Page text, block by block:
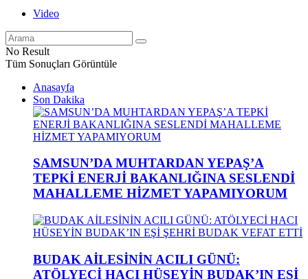
Video
No Result
Tüm Sonuçları Görüntüle
Anasayfa
Son Dakika
SAMSUN’DA MUHTARDAN YEPAŞ’A
TEPKİ ENERJİ BAKANLIĞINA SESLENDİ
MAHALLEME HİZMET YAPAMIYORUM
BUDAK AİLESİNİN ACILI GÜNÜ:
ATÖLYECİ HACI HÜSEYİN BUDAK’IN EŞİ